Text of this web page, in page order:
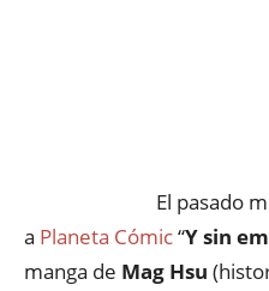
El pasado
a Planeta Cómic“Y sin
manga de Mag Hsu